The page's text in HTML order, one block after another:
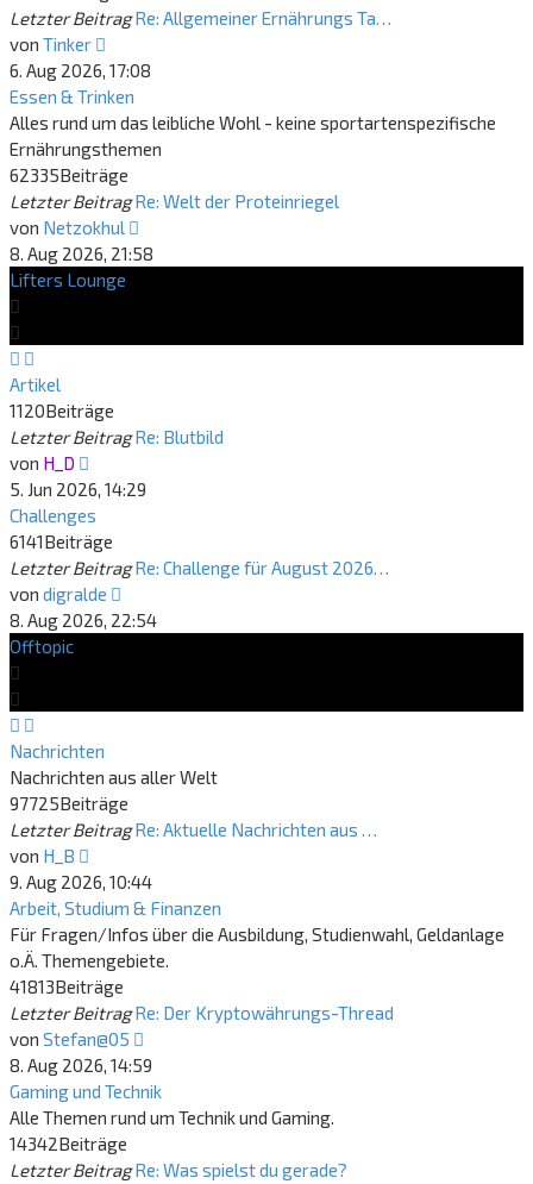
Letzter Beitrag Re: Allgemeiner Ernährungs Ta…
von Tinker
Beitrag
6. Aug 2026, 17:08
Essen & Trinken
Alles rund um das leibliche Wohl - keine sportartenspezifische
Ernährungsthemen
62335Beiträge
Letzter Beitrag Re: Welt der Proteinriegel
von Netzokhul
Beitrag
8. Aug 2026, 21:58
Lifters Lounge
Artikel
1120Beiträge
Letzter Beitrag Re: Blutbild
von H_D
Beitrag
5. Jun 2026, 14:29
Challenges
6141Beiträge
Letzter Beitrag Re: Challenge für August 2026…
von digralde
Beitrag
8. Aug 2026, 22:54
Offtopic
Nachrichten
Nachrichten aus aller Welt
97725Beiträge
Letzter Beitrag Re: Aktuelle Nachrichten aus …
von H_B
Beitrag
9. Aug 2026, 10:44
Arbeit, Studium & Finanzen
Für Fragen/Infos über die Ausbildung, Studienwahl, Geldanlage
o.Ä. Themengebiete.
41813Beiträge
Letzter Beitrag Re: Der Kryptowährungs-Thread
von Stefan@05
Beitrag
8. Aug 2026, 14:59
Gaming und Technik
Alle Themen rund um Technik und Gaming.
14342Beiträge
Letzter Beitrag Re: Was spielst du gerade?